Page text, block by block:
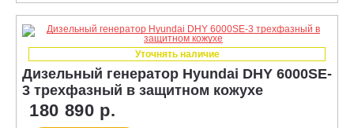
Уточнять наличие
Дизельный генератор Hyundai DHY 6000SE-
3 трехфазный в защитном кожухе
180 890 р.